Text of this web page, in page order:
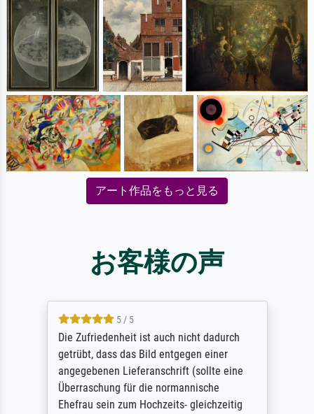
アート作品をもっと見る
お客様の声
5 / 5
Die Zufriedenheit ist auch nicht dadurch
getrübt, dass das Bild entgegen einer
angegebenen Lieferanschrift (sollte eine
Überraschung für die normannische
Ehefrau sein zum Hochzeits- gleichzeitig